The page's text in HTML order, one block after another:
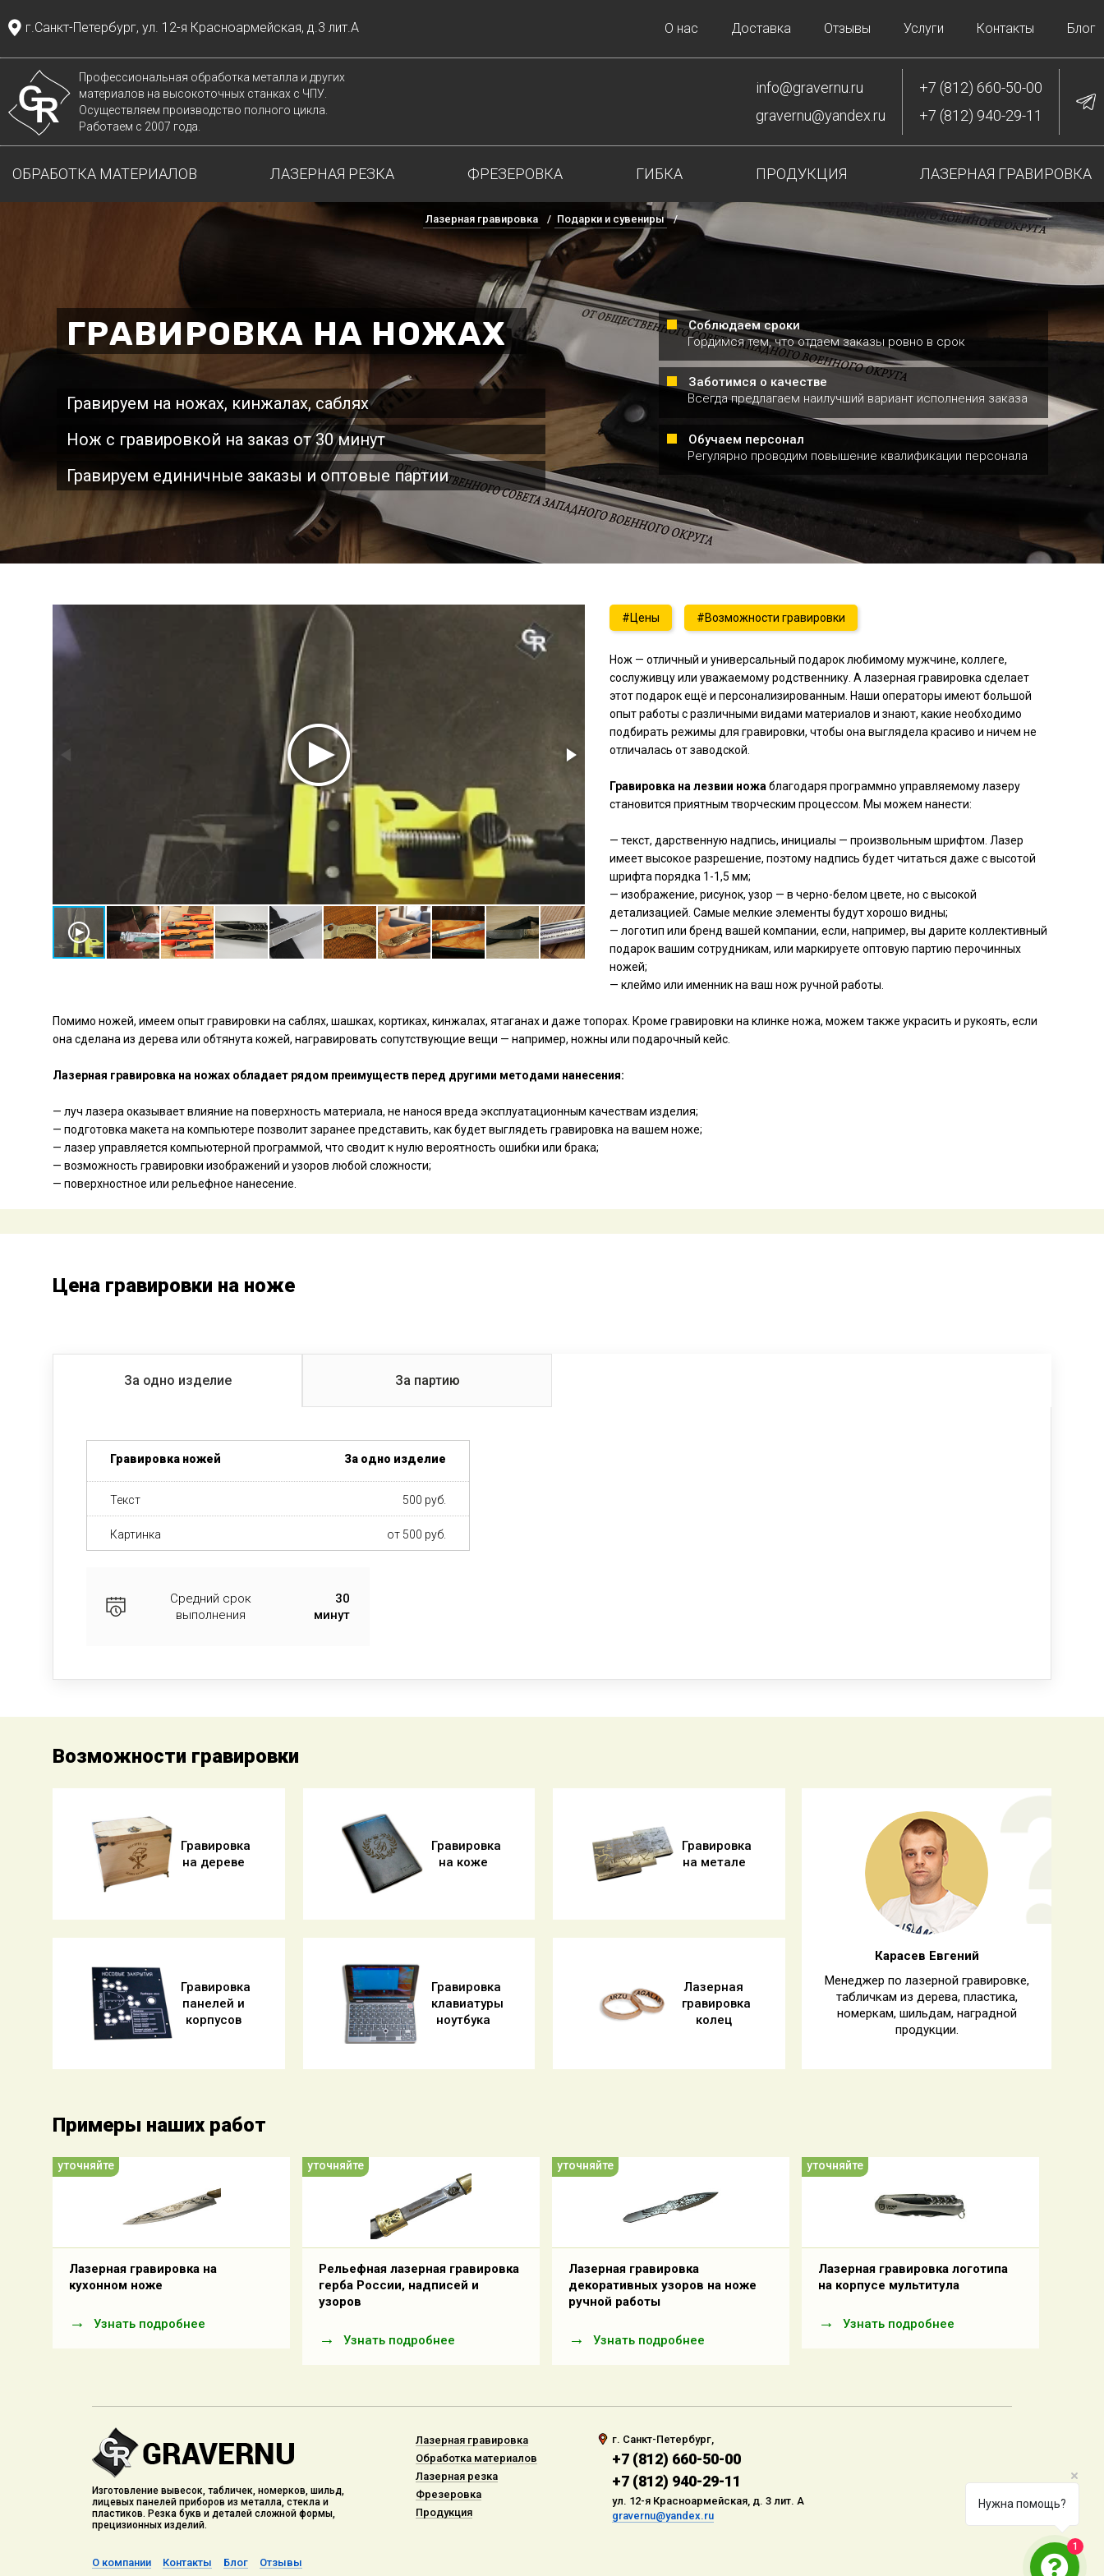
г.Санкт-Петербург, ул. 12-я Красноармейская, д.3 лит.А О нас Доставка Отзывы Услуги Контакты Блог
Профессиональная обработка металла и других
материалов на высокоточных станках с ЧПУ.
Осуществляем производство полного цикла.
Работаем с 2007 года.
info@gravernu.ru
gravernu@yandex.ru
+7 (812) 660-50-00
+7 (812) 940-29-11
ОБРАБОТКА МАТЕРИАЛОВ ЛАЗЕРНАЯ РЕЗКА ФРЕЗЕРОВКА ГИБКА ПРОДУКЦИЯ ЛАЗЕРНАЯ ГРАВИРОВКА
Лазерная гравировка Подарки и сувениры
ГРАВИРОВКА НА НОЖАХ
Гравируем на ножах, кинжалах, саблях
Нож с гравировкой на заказ от 30 минут
Гравируем единичные заказы и оптовые партии
Соблюдаем сроки
Гордимся тем, что отдаем заказы ровно в срок
Заботимся о качестве
Всегда предлагаем наилучший вариант исполнения заказа
Обучаем персонал
Регулярно проводим повышение квалификации персонала
Лазерная гравировка на лезвии
#Цены #Возможности гравировки
Нож — отличный и универсальный подарок любимому мужчине, коллеге,
сослуживцу или уважаемому родственнику. А лазерная гравировка сделает
этот подарок ещё и персонализированным. Наши операторы имеют большой
опыт работы с различными видами материалов и знают, какие необходимо
подбирать режимы для гравировки, чтобы она выглядела красиво и ничем не
отличалась от заводской.
Гравировка на лезвии ножа благодаря программно управляемому лазеру
становится приятным творческим процессом. Мы можем нанести:
— текст, дарственную надпись, инициалы — произвольным шрифтом. Лазер
имеет высокое разрешение, поэтому надпись будет читаться даже с высотой
шрифта порядка 1-1,5 мм;
— изображение, рисунок, узор — в черно-белом цвете, но с высокой
детализацией. Самые мелкие элементы будут хорошо видны;
— логотип или бренд вашей компании, если, например, вы дарите коллективный
подарок вашим сотрудникам, или маркируете оптовую партию перочинных
ножей;
— клеймо или именник на ваш нож ручной работы.
Помимо ножей, имеем опыт гравировки на саблях, шашках, кортиках, кинжалах, ятаганах и даже топорах. Кроме гравировки на клинке ножа, можем также украсить и рукоять, если
она сделана из дерева или обтянута кожей, награвировать сопутствующие вещи — например, ножны или подарочный кейс.
Лазерная гравировка на ножах обладает рядом преимуществ перед другими методами нанесения:
— луч лазера оказывает влияние на поверхность материала, не нанося вреда эксплуатационным качествам изделия;
— подготовка макета на компьютере позволит заранее представить, как будет выглядеть гравировка на вашем ноже;
— лазер управляется компьютерной программой, что сводит к нулю вероятность ошибки или брака;
— возможность гравировки изображений и узоров любой сложности;
— поверхностное или рельефное нанесение.
Цена гравировки на ноже
За одно изделие За партию
Гравировка ножей За одно изделие
Текст 500 руб.
Картинка от 500 руб.
Средний срок
выполнения
30
минут
Возможности гравировки
Гравировка
на дереве
Гравировка
на коже
Гравировка
на метале
Гравировка
панелей и
корпусов
Гравировка
клавиатуры
ноутбука
Лазерная
гравировка
колец
Карасев Евгений
Менеджер по лазерной гравировке,
табличкам из дерева, пластика,
номеркам, шильдам, наградной
продукции.
Примеры наших работ
уточняйте
Лазерная гравировка на
кухонном ноже
Узнать подробнее
уточняйте
Рельефная лазерная гравировка
герба России, надписей и
узоров
Узнать подробнее
уточняйте
Лазерная гравировка
декоративных узоров на ноже
ручной работы
Узнать подробнее
уточняйте
Лазерная гравировка логотипа
на корпусе мультитула
Узнать подробнее
Изготовление вывесок, табличек, номерков, шильд,
лицевых панелей приборов из металла, стекла и
пластиков. Резка букв и деталей сложной формы,
прецизионных изделий.
О компании Контакты Блог Отзывы
Лазерная гравировка
Обработка материалов
Лазерная резка
Фрезеровка
Продукция
г. Санкт-Петербург,
+7 (812) 660-50-00
+7 (812) 940-29-11
ул. 12-я Красноармейская, д. 3 лит. А
gravernu@yandex.ru
Нужна помощь?
1